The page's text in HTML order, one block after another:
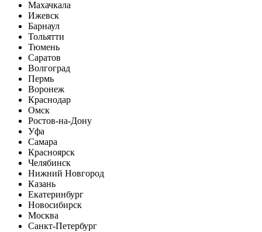
Махачкала
Ижевск
Барнаул
Тольятти
Тюмень
Саратов
Волгоград
Пермь
Воронеж
Краснодар
Омск
Ростов-на-Дону
Уфа
Самара
Красноярск
Челябинск
Нижний Новгород
Казань
Екатеринбург
Новосибирск
Москва
Санкт-Петербург